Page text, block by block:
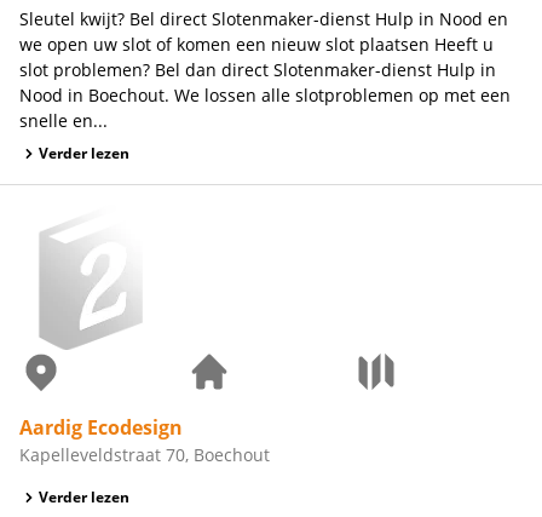
Sleutel kwijt? Bel direct Slotenmaker-dienst Hulp in Nood en
we open uw slot of komen een nieuw slot plaatsen Heeft u
slot problemen? Bel dan direct Slotenmaker-dienst Hulp in
Nood in Boechout. We lossen alle slotproblemen op met een
snelle en...
Verder lezen
Aardig Ecodesign
Kapelleveldstraat 70, Boechout
Verder lezen